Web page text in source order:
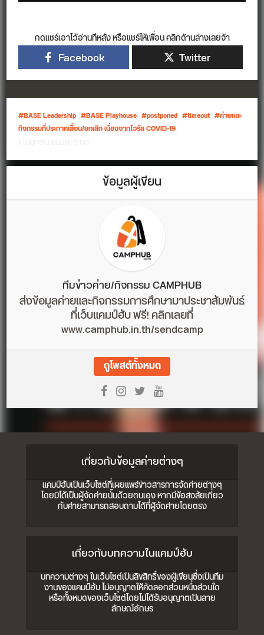
กดแชร์เอาไว้อ่านทีหลัง หรือแชร์ให้เพื่อน คลิกด้านล่างเลยจ้า
Facebook Twitter
BASE Leadership BASE Playhouse postponed timeout
ค่ายและ
กิจกรรมที่ประกาศเลื่อน/ยกเลิก เนื่องจากไวรัส COVID-19
ข้อมูลผู้เขียน
ทีมข่าวค่าย/กิจกรรม CAMPHUB
ส่งข้อมูลค่ายและกิจกรรมการศึกษามาประชาสัมพันธ์
ที่เว็บแคมป์ฮับ ฟรี! คลิกเลยที่
www.camphub.in.th/sendcamp
ดูโพสต์ทั้งหมด
เกี่ยวกับข้อมูลค่ายต่างๆ
แคมป์ฮับเป็นเว็บไซต์ที่เผยแพร่ข่าวสารการจัดค่ายต่างๆ
โดยมิได้เป็นผู้จัดค่ายนั้นด้วยตนเอง หากมีข้อสงสัยเกี่ยว
กับค่ายสามารถสอบถามได้ที่ผู้จัดค่ายโดยตรง
เกี่ยวกับบทความในแคมป์ฮับ
บทความต่างๆ ในเว็บไซต์เป็นลิขสิทธิ์ของผู้เขียนซึ่งเป็นทีม
งานของแคมป์ฮับ ไม่อนุญาตให้คัดลอกส่วนหนึ่งส่วนใด
หรือทั้งหมดของเว็บไซต์โดยไม่ได้รับอนุญาตเป็นลาย
ลักษณ์อักษร